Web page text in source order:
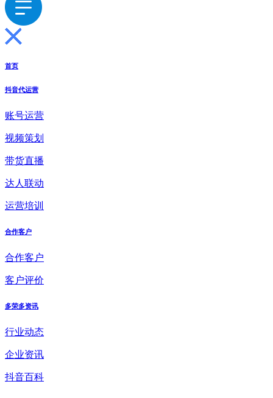
首页
抖音代运营
账号运营
视频策划
带货直播
达人联动
运营培训
合作客户
合作客户
客户评价
多荣多资讯
行业动态
企业资讯
抖音百科